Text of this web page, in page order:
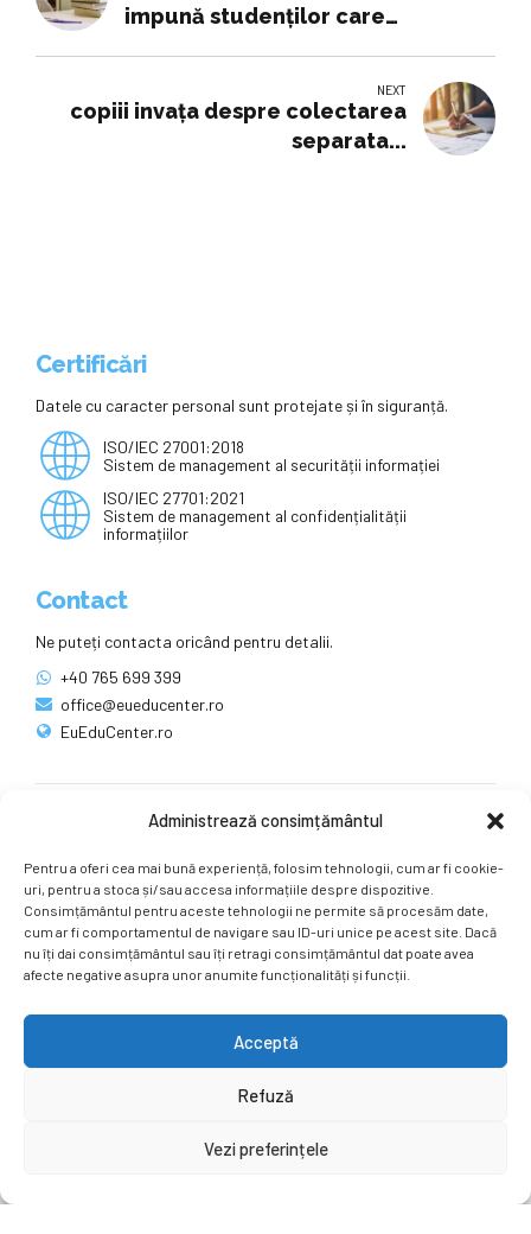
Administrează consimțământul
Pentru a oferi cea mai bună experiență, folosim tehnologii, cum ar fi cookie-
uri, pentru a stoca și/sau accesa informațiile despre dispozitive.
Consimțământul pentru aceste tehnologii ne permite să procesăm date,
cum ar fi comportamentul de navigare sau ID-uri unice pe acest site. Dacă
nu îți dai consimțământul sau îți retragi consimțământul dat poate avea
afecte negative asupra unor anumite funcționalități și funcții.
Acceptă
Refuză
Vezi preferințele
impună studenților care
sovietic?”
NEXT
copiii invața despre colectarea
separata...
Certificări
Datele cu caracter personal sunt protejate și în siguranță.
ISO/IEC 27001:2018
Sistem de management al securității informației
ISO/IEC 27701:2021
Sistem de management al confidențialității
informațiilor
Contact
Ne puteți contacta oricând pentru detalii.
+40 765 699 399
office@eueducenter.ro
EuEduCenter.ro
Ne puteți găsi și pe rețelele sociale.